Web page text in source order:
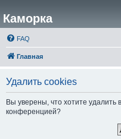
Каморка
FAQ
Главная
Удалить cookies
Вы уверены, что хотите удалить
конференцией?